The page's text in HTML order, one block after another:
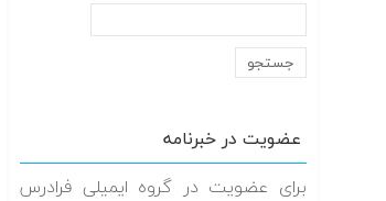
عضویت در خبرنامه
برای عضویت در گروه ایمیلی فرادرس